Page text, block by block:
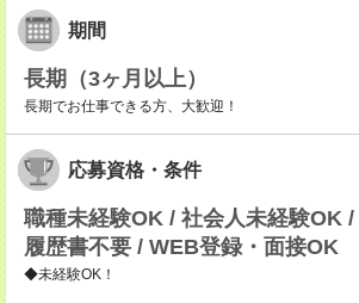
期間
長期（3ヶ月以上）
長期でお仕事できる方、大歓迎！
応募資格・条件
職種未経験OK / 社会人未経験OK
履歴書不要 / WEB登録・面接OK
◆未経験OK！